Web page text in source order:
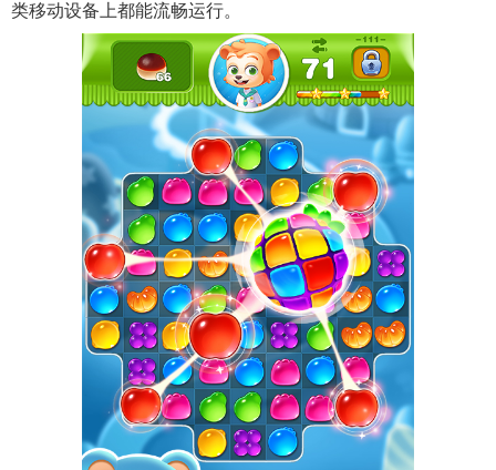
类移动设备上都能流畅运行。